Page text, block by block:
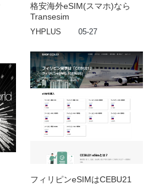
格安海外eSIM(スマホ)なら
Transesim
YHPLUS 05-27
フィリピンeSIMはCEBU21